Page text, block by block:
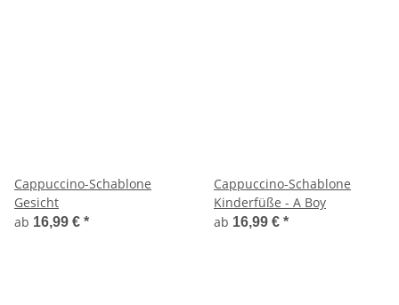
Cappuccino-Schablone
Gesicht
ab 16,99 € *
Cappuccino-Schablone
Kinderfüße - A Boy
ab 16,99 € *